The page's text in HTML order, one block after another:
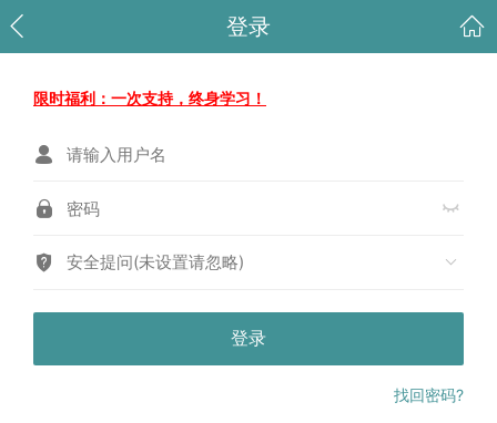
登录
限时福利：一次支持，终身学习！
安全提问(未设置请忽略)
登录
找回密码?